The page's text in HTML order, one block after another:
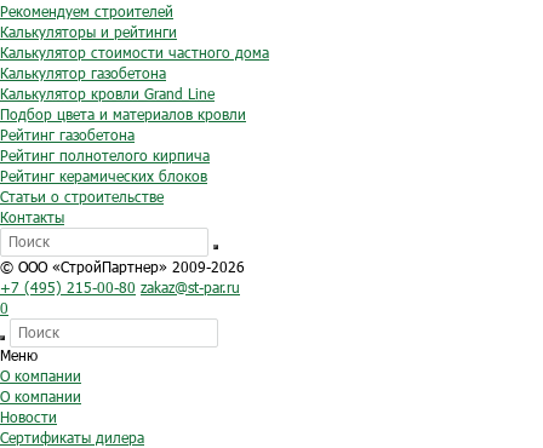
Рекомендуем строителей
Калькуляторы и рейтинги
Калькулятор стоимости частного дома
Калькулятор газобетона
Калькулятор кровли Grand Line
Подбор цвета и материалов кровли
Рейтинг газобетона
Рейтинг полнотелого кирпича
Рейтинг керамических блоков
Статьи о строительстве
Контакты
© ООО «СтройПартнер» 2009-2026
+7 (495) 215-00-80 zakaz@st-par.ru
0
Меню
О компании
О компании
Новости
Сертификаты дилера